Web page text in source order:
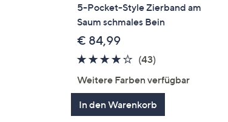
5-Pocket-Style Zierband am
Saum schmales Bein
€ 84,99
4.2
5
(43)43
Weitere Farben verfügbar
In den Warenkorb